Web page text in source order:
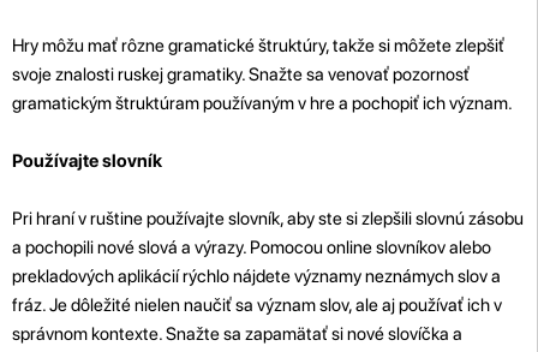
Hry môžu mať rôzne gramatické štruktúry, takže si môžete zlepšiť
svoje znalosti ruskej gramatiky. Snažte sa venovať pozornosť
gramatickým štruktúram používaným v hre a pochopiť ich význam.
Používajte slovník
Pri hraní v ruštine používajte slovník, aby ste si zlepšili slovnú zásobu
a pochopili nové slová a výrazy. Pomocou online slovníkov alebo
prekladových aplikácií rýchlo nájdete významy neznámych slov a
fráz. Je dôležité nielen naučiť sa význam slov, ale aj používať ich v
správnom kontexte. Snažte sa zapamätať si nové slovíčka a